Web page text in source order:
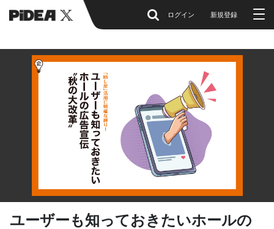
ログイン 新規登録
ユーザーも知っておきたいホールの